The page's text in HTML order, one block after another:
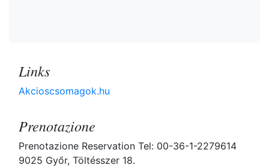
Links
Akcioscsomagok.hu
Prenotazione
Prenotazione Reservation Tel: 00-36-1-2279614
9025 Győr, Töltésszer 18.